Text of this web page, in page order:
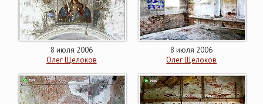
8 июля 2006
Олег Щёлоков
8 июля 2006
Олег Щёлоков